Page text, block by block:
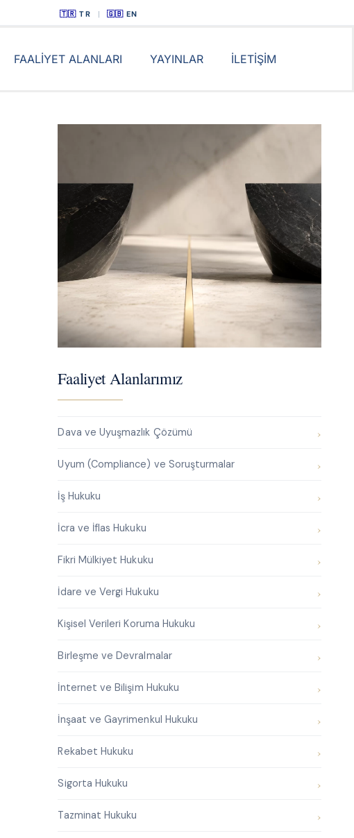
TR | EN
FAALİYET ALANLARI YAYINLAR İLETİŞİM
Faaliyet Alanlarımız
Dava ve Uyuşmazlık Çözümü
Uyum (Compliance) ve Soruşturmalar
İş Hukuku
İcra ve İflas Hukuku
Fikri Mülkiyet Hukuku
İdare ve Vergi Hukuku
Kişisel Verileri Koruma Hukuku
Birleşme ve Devralmalar
İnternet ve Bilişim Hukuku
İnşaat ve Gayrimenkul Hukuku
Rekabet Hukuku
Sigorta Hukuku
Tazminat Hukuku